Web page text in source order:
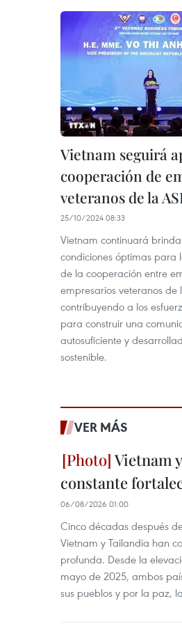
Vietnam seguirá
cooperación de
veteranos de la
25/10/2024 08:33
Vietnam continuará
condiciones óptimas para
de la cooperación entre
empresarios veteranos de
contribuyendo a los
para construir una
autosuficiente y
sostenible.
VER MÁS
Vietnam
constante
06/08/2026 01:00
Cinco décadas después
Vietnam y Tailandia han
profunda. Desde la
mayo de 2025, ambos
sus pueblos y por la paz,